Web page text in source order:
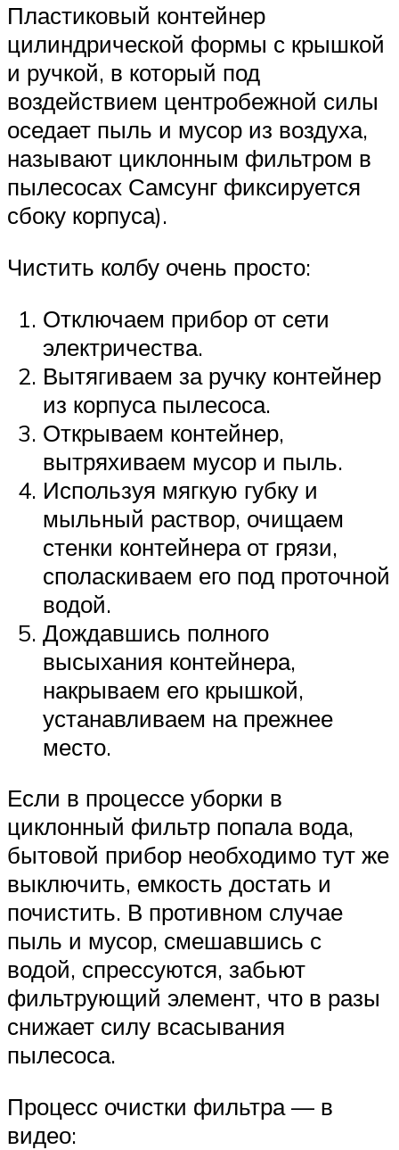
Пластиковый контейнер
цилиндрической формы с крышкой
и ручкой, в который под
воздействием центробежной силы
оседает пыль и мусор из воздуха,
называют циклонным фильтром в
пылесосах Самсунг фиксируется
сбоку корпуса).
Чистить колбу очень просто:
Отключаем прибор от сети
электричества.
Вытягиваем за ручку контейнер
из корпуса пылесоса.
Открываем контейнер,
вытряхиваем мусор и пыль.
Используя мягкую губку и
мыльный раствор, очищаем
стенки контейнера от грязи,
споласкиваем его под проточной
водой.
Дождавшись полного
высыхания контейнера,
накрываем его крышкой,
устанавливаем на прежнее
место.
Если в процессе уборки в
циклонный фильтр попала вода,
бытовой прибор необходимо тут же
выключить, емкость достать и
почистить. В противном случае
пыль и мусор, смешавшись с
водой, спрессуются, забьют
фильтрующий элемент, что в разы
снижает силу всасывания
пылесоса.
Процесс очистки фильтра — в
видео: